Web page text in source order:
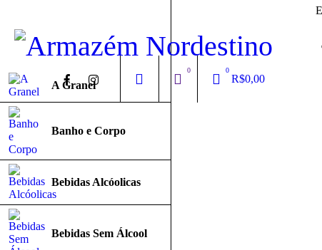
0 0
R$0,00
A Granel
Banho e Corpo
Bebidas Alcóolicas
Bebidas Sem Álcool